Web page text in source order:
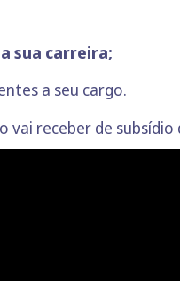
sua carreira;
a seu cargo.
vai receber de subsídio